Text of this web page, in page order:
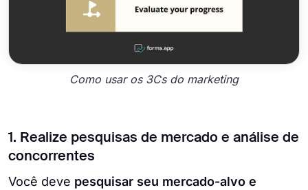
Como usar os 3Cs do marketing
1. Realize pesquisas de mercado e análise de
concorrentes
Você deve pesquisar seu mercado-alvo e